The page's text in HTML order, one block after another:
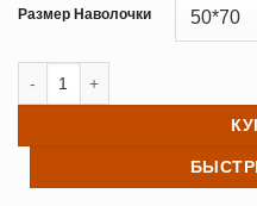
Размер Наволочки